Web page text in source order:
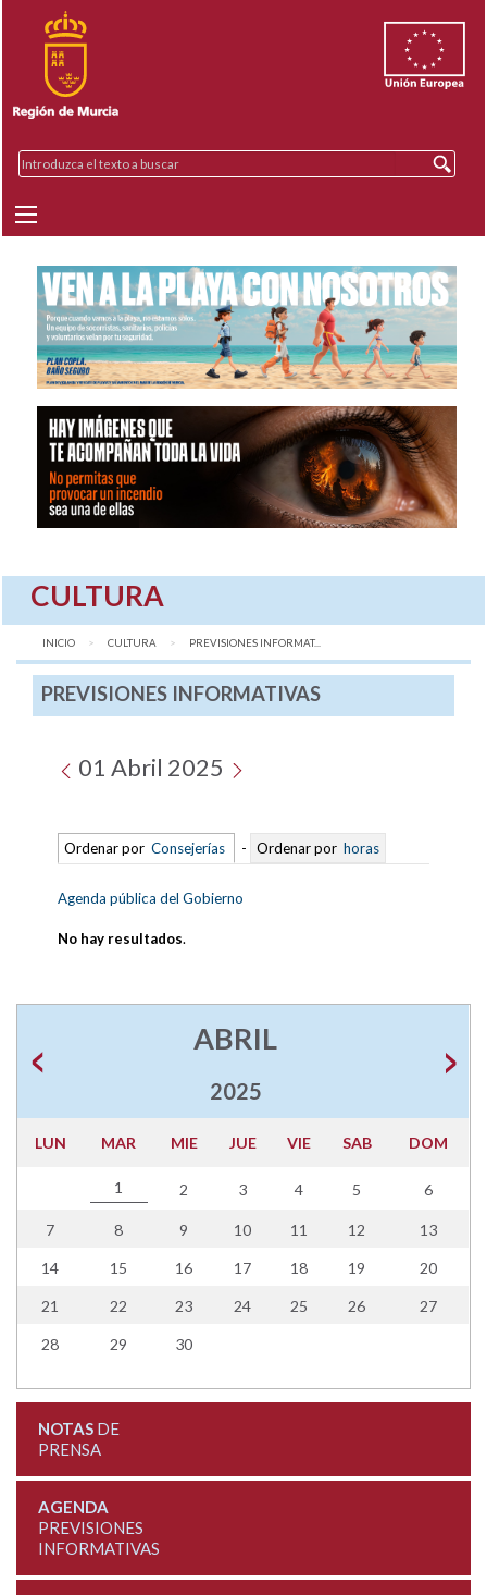
CULTURA
INICIO CULTURA AQUÍ:
PREVISIONES INFORMAT...
PREVISIONES INFORMATIVAS
01 Abril 2025
Ordenar por Consejerías - Ordenar por horas
Agenda pública del Gobierno
No hay resultados.
ABRIL
2025
LUN MAR MIE JUE VIE SAB DOM
1 2 3 4 5 6
7 8 9 10 11 12 13
14 15 16 17 18 19 20
21 22 23 24 25 26 27
28 29 30
NOTASDE
PRENSA
AGENDA
PREVISIONES
INFORMATIVAS